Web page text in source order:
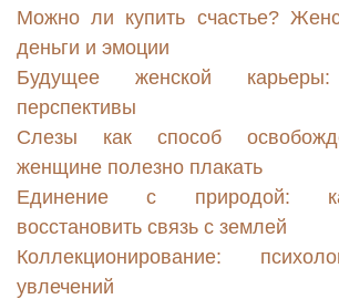
Можно ли купить счастье?
деньги и эмоции
Будущее женской
перспективы
Слезы как способ
женщине полезно плакать
Единение с природой:
восстановить связь с землей
Коллекционирование:
увлечений